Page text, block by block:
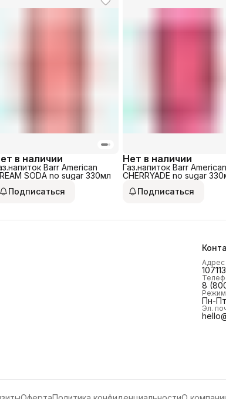
в наличии
Barr American
SODA no sugar 330мл
Подписаться
Нет в наличии
Газ.напиток Barr American
CHERRYADE no sugar
Подписаться
Адрес
8
Пн-
Эл.